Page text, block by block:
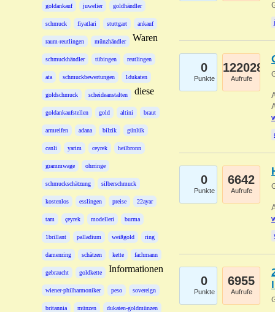
goldankauf juwelier goldhändler
schmuck fiyatlari stuttgart ankauf
raum-reutlingen münzhändler
schmuckhändler tübingen reutlingen
ata schmuckbewertungen 1dukaten
goldschmuck scheideanstalten
goldankaufstellen gold altini braut
armreifen adana bilzik günlük
canli yarim ceyrek heilbronn
grammwage ohrringe
schmuckschätzung silberschmuck
kostenlos esslingen preise 22ayar
tam çeyrek modelleri burma
1brillant palladium weißgold ring
damenring schätzen kette fachmann
gebraucht goldkette
wiener-philharmoniker peso sovereign
britannia münzen dukaten-goldmünzen
Waren
diese
Informationen
0
Punkte
122028
Aufrufe
0
Punkte
6642
Aufrufe
0
Punkte
6955
Aufrufe